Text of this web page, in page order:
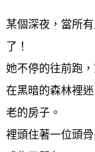
某個深夜，當所
了！
她不停的往前跑
在黑暗的森林裡
老的房子。
裡頭住著一位頭